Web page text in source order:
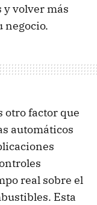
y volver más
negocio.
otro factor que
automáticos
real sobre el
Esta